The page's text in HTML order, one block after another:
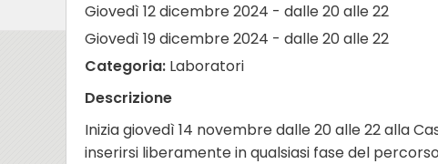
Giovedì 12 dicembre 2024 - dalle 20 alle 22
Giovedì 19 dicembre 2024 - dalle 20 alle 22
Categoria: Laboratori
Descrizione
Inizia giovedì 14 novembre dalle 20 alle 22 alla
inserirsi liberamente in qualsiasi fase del